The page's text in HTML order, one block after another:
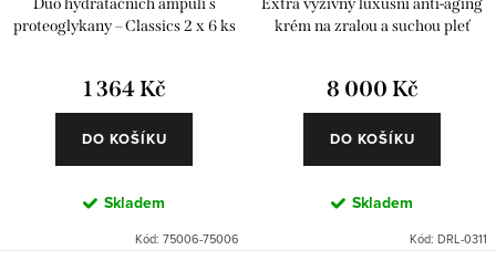
proteoglykany – Classics 2 x 6 ks
1 364 Kč
DO KOŠÍKU
Skladem
Kód: 75006-75006
krém na zralou a suchou pleť
8 000 Kč
DO KOŠÍKU
Skladem
Kód: DRL-0311